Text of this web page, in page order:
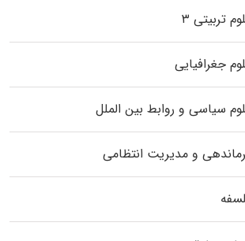
تربیتی ۳
جغرافیایی
سیاسی و روابط بین الملل
و مدیریت انتظامی